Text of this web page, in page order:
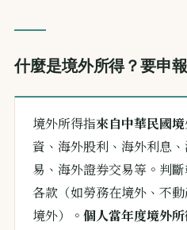
什麼是境外所得？要申
境外所得指來自中華民國
資、海外股利、海外利息
易、海外證券交易等。判
各款（如勞務在境外、不
境外）。 個人當年度境外